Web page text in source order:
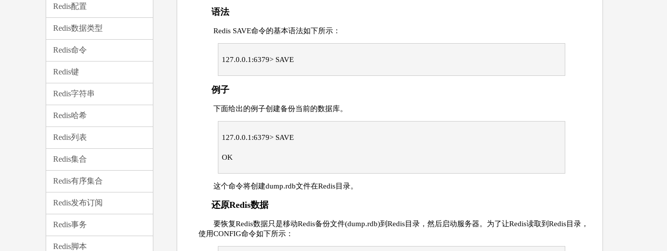
Redis配置
Redis数据类型
Redis命令
Redis键
Redis字符串
Redis哈希
Redis列表
Redis集合
Redis有序集合
Redis发布订阅
Redis事务
Redis脚本
语法
Redis SAVE命令的基本语法如下所示：
127.0.0.1:6379> SAVE
例子
下面给出的例子创建备份当前的数据库。
127.0.0.1:6379> SAVE
OK
这个命令将创建dump.rdb文件在Redis目录。
还原Redis数据
要恢复Redis数据只是移动Redis备份文件(dump.rdb)到Redis目录，然后启动服务器。为了让Redis读取到Redis目录，
使用CONFIG命令如下所示：